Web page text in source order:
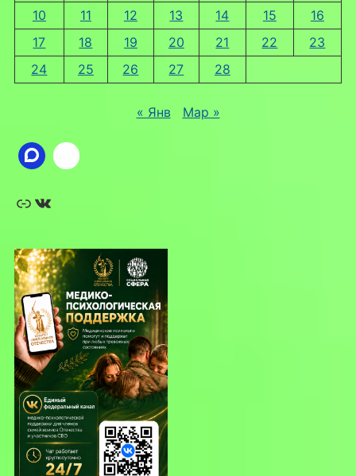
10 11 12 13 14 15
16
17
18 19 20 21 22
23
24
25 26 27 28
« Янв Мар »